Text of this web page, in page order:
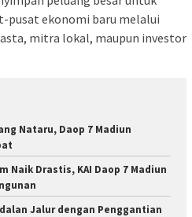
pusat ekonomi baru melalui
mitra lokal, maupun investor
Nataru, Daop 7 Madiun
Naik Drastis, KAI Daop 7 Madiun
Jalur dengan Penggantian